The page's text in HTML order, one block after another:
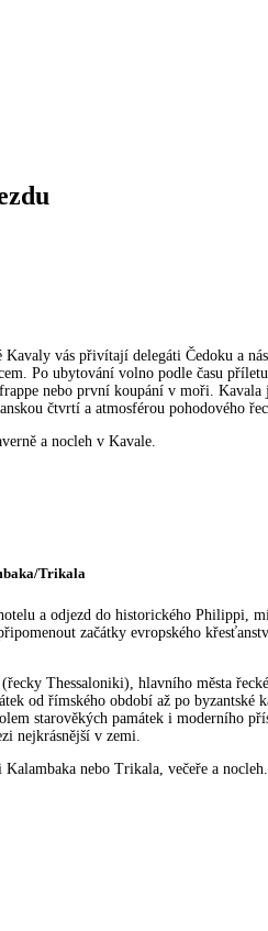
vás přivítají delegáti Čedoku a
Po ubytování volno podle času
nebo první koupání v moři. Kavala
čtvrtí a atmosférou pohodového
a nocleh v Kavale.
Trikala
a odjezd do historického Philippi,
začátky evropského
Thessaloniki), hlavního města
od římského období až po byzantské
starověkých památek i moderního
nejkrásnější v zemi.
nebo Trikala, večeře a nocleh.